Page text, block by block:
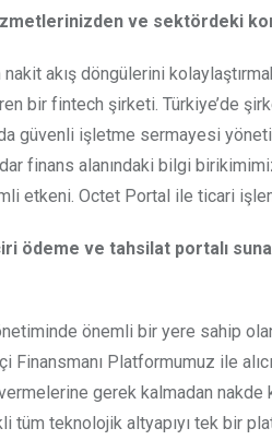
ve sektördeki
akış döngülerini
bir fintech şirketi. Türkiye’de
güvenli işletme sermayesi
finans alanındaki bilgi
etkeni. Octet Portal ile ticari
ödeme ve tahsilat portalı
önemli bir yere sahip
Finansmanı Platformumuz ile
gerek kalmadan nakde
teknolojik altyapıyı tek bir